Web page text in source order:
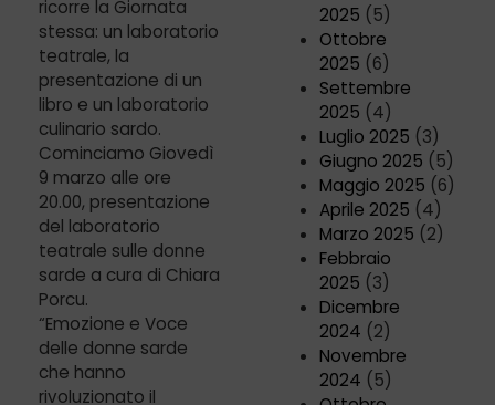
ricorre la Giornata
stessa: un laboratorio
teatrale, la
presentazione di un
libro e un laboratorio
culinario sardo.
Cominciamo Giovedì
9 marzo alle ore
20.00, presentazione
del laboratorio
teatrale sulle donne
sarde a cura di Chiara
Porcu.
“Emozione e Voce
delle donne sarde
che hanno
rivoluzionato il
2025 (5)
Ottobre
2025 (6)
Settembre
2025 (4)
Luglio 2025 (3)
Giugno 2025 (5)
Maggio 2025 (6)
Aprile 2025 (4)
Marzo 2025 (2)
Febbraio
2025 (3)
Dicembre
2024 (2)
Novembre
2024 (5)